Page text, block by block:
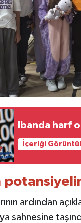
Ibanda harf
İçeriği
ardından
sahnesine